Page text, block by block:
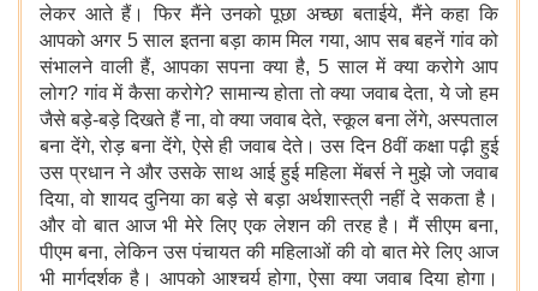
लेकर आते हैं। फिर मैंने उनको पूछा अच्छा बताईये, मैंने कहा कि
आपको अगर 5 साल इतना बड़ा काम मिल गया, आप सब बहनें गांव को
संभालने वाली हैं, आपका सपना क्या है, 5 साल में क्या करोगे आप
लोग? गांव में कैसा करोगे? सामान्य होता तो क्या जवाब देता, ये जो हम
जैसे बड़े-बड़े दिखते हैं ना, वो क्या जवाब देते, स्कूल बना लेंगे, अस्पताल
बना देंगे, रोड़ बना देंगे, ऐसे ही जवाब देते। उस दिन 8वीं कक्षा पढ़ी हुई
उस प्रधान ने और उसके साथ आई हुई महिला मेंबर्स ने मुझे जो जवाब
दिया, वो शायद दुनिया का बड़े से बड़ा अर्थशास्त्री नहीं दे सकता है।
और वो बात आज भी मेरे लिए एक लेशन की तरह है। मैं सीएम बना,
पीएम बना, लेकिन उस पंचायत की महिलाओं की वो बात मेरे लिए आज
भी मार्गदर्शक है। आपको आश्चर्य होगा, ऐसा क्या जवाब दिया होगा।